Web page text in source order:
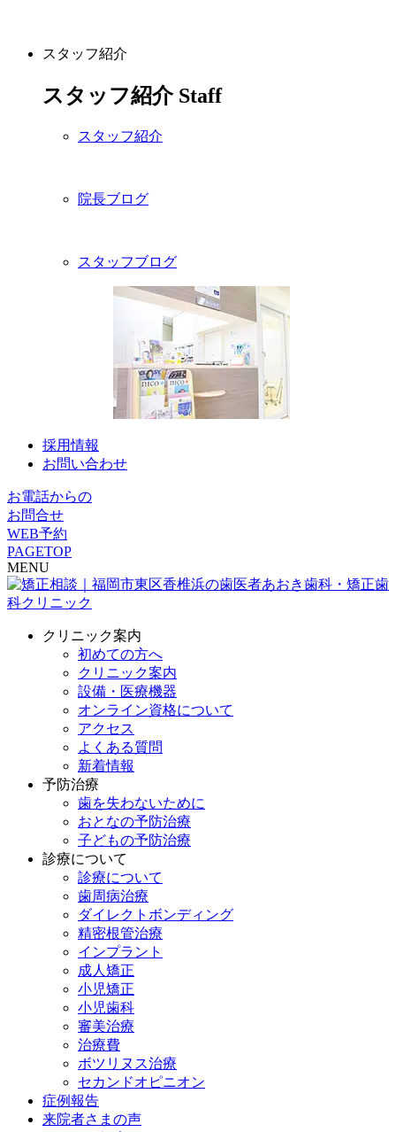
スタッフ紹介
スタッフ紹介 Staff
スタッフ紹介
院長ブログ
スタッフブログ
採用情報
お問い合わせ
お電話からの
お問合せ
WEB予約
PAGETOP
MENU
クリニック案内
初めての方へ
クリニック案内
設備・医療機器
オンライン資格について
アクセス
よくある質問
新着情報
予防治療
歯を失わないために
おとなの予防治療
子どもの予防治療
診療について
診療について
歯周病治療
ダイレクトボンディング
精密根管治療
インプラント
成人矯正
小児矯正
小児歯科
審美治療
治療費
ボツリヌス治療
セカンドオピニオン
症例報告
来院者さまの声